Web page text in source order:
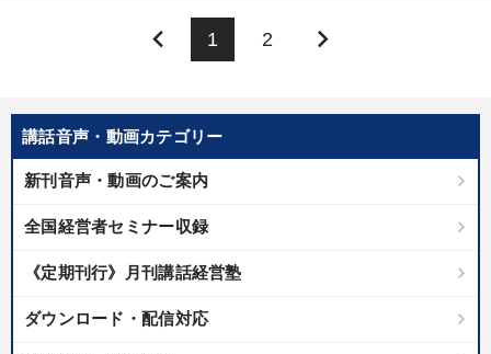
講話音声・動画カテゴリー
新刊音声・動画のご案内
全国経営者セミナー収録
《定期刊行》月刊講話経営塾
ダウンロード・配信対応
keyboard_arrow_left 1 2 keyboard_arrow_right